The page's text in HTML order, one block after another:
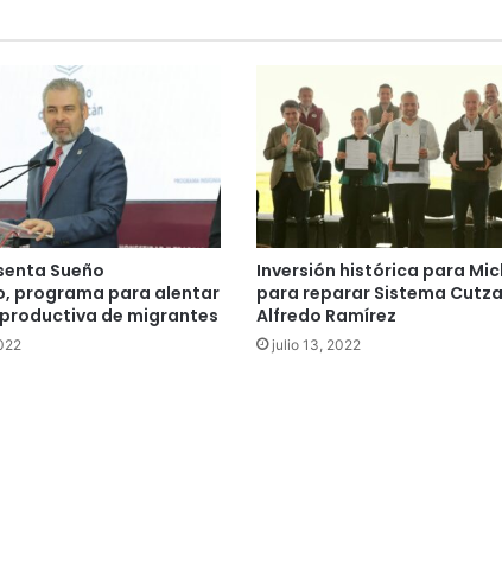
Sueño
programa para alentar
de migrantes
Inversión histórica para
para reparar Sistema
Alfredo Ramírez
julio 13, 2022